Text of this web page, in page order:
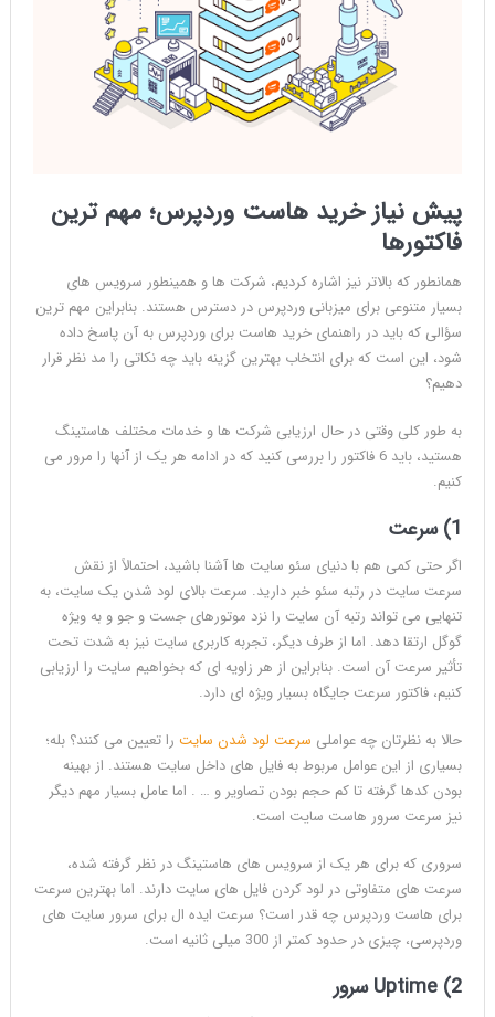
پیش نیاز خرید هاست وردپرس؛ مهم ترین
فاکتورها
همانطور که بالاتر نیز اشاره کردیم، شرکت ها و همینطور سرویس های
بسیار متنوعی برای میزبانی وردپرس در دسترس هستند. بنابراین مهم ترین
سؤالی که باید در راهنمای خرید هاست برای وردپرس به آن پاسخ داده
شود، این است که برای انتخاب بهترین گزینه باید چه نکاتی را مد نظر قرار
دهیم؟
به طور کلی وقتی در حال ارزیابی شرکت ها و خدمات مختلف هاستینگ
هستید، باید 6 فاکتور را بررسی کنید که در ادامه هر یک از آنها را مرور می
کنیم.
1) سرعت
اگر حتی کمی هم با دنیای سئو سایت ها آشنا باشید، احتمالاً از نقش
سرعت سایت در رتبه سئو خبر دارید. سرعت بالای لود شدن یک سایت، به
تنهایی می تواند رتبه آن سایت را نزد موتورهای جست و جو و به ویژه
گوگل ارتقا دهد. اما از طرف دیگر، تجربه کاربری سایت نیز به شدت تحت
تأثیر سرعت آن است. بنابراین از هر زاویه ای که بخواهیم سایت را ارزیابی
کنیم، فاکتور سرعت جایگاه بسیار ویژه ای دارد.
حالا به نظرتان چه عواملی سرعت لود شدن سایترا تعیین می کنند؟ بله؛
بسیاری از این عوامل مربوط به فایل های داخل سایت هستند. از بهینه
بودن کدها گرفته تا کم حجم بودن تصاویر و … . اما عامل بسیار مهم دیگر
نیز سرعت سرور هاست سایت است.
سروری که برای هر یک از سرویس های هاستینگ در نظر گرفته شده،
سرعت های متفاوتی در لود کردن فایل های سایت دارند. اما بهترین سرعت
برای هاست وردپرس چه قدر است؟ سرعت ایده ال برای سرور سایت های
وردپرسی، چیزی در حدود کمتر از 300 میلی ثانیه است.
2) Uptime سرور